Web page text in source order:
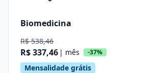
Biomedicina
R$ 538,46
R$ 337,46 | mês -37%
Mensalidade grátis